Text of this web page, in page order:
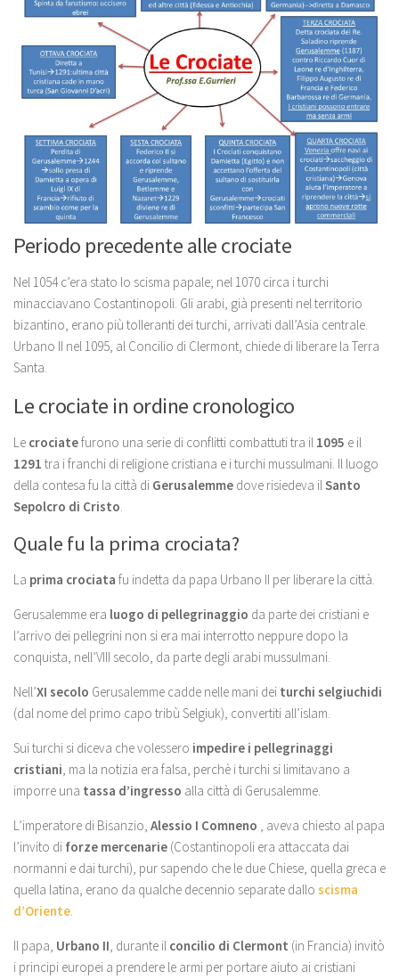
Periodo precedente alle crociate
Nel 1054 c’era stato lo scisma papale; nel 1070 circa i turchi
minacciavano Costantinopoli. Gli arabi, già presenti nel territorio
bizantino, erano più tolleranti dei turchi, arrivati dall’Asia centrale.
Urbano II nel 1095, al Concilio di Clermont, chiede di liberare la Terra
Santa.
Le crociate in ordine cronologico
Le crociatefurono una serie di conflitti combattuti tra il 1095 e il
1291 tra i franchi di religione cristiana e i turchi mussulmani. Il luogo
della contesa fu la città di Gerusalemme dove risiedeva ilSanto
Sepolcro di Cristo.
Quale fu la prima crociata?
La prima crociata fu indetta da papa Urbano II per liberare la città.
Gerusalemme era luogo di pellegrinaggio da parte dei cristiani e
l’arrivo dei pellegrini non si era mai interrotto neppure dopo la
conquista, nell’VIII secolo, da parte degli arabi mussulmani.
Nell’XI secolo Gerusalemme cadde nelle mani dei turchi selgiuchidi
(dal nome del primo capo tribù Selgiuk), convertiti all’islam.
Sui turchi si diceva che volessero impedire i pellegrinaggi
cristiani, ma la notizia era falsa, perchè i turchi si limitavano a
imporre una tassa d’ingresso alla città di Gerusalemme.
L’imperatore di Bisanzio, Alessio I Comneno , aveva chiesto al papa
l’invito di forze mercenarie (Costantinopoli era attaccata dai
normanni e dai turchi), pur sapendo che le due Chiese, quella greca e
quella latina, erano da qualche decennio separate dallo scisma
d’Oriente.
Il papa, Urbano II, durante il concilio di Clermont (in Francia) invitò
i principi europei a prendere le armi per portare aiuto ai cristiani